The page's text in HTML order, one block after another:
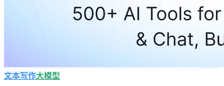
文本写作大模型